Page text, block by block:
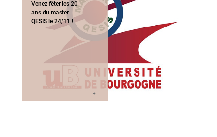
Venez fêter les 20
ans du master
QESIS le 24/11 !